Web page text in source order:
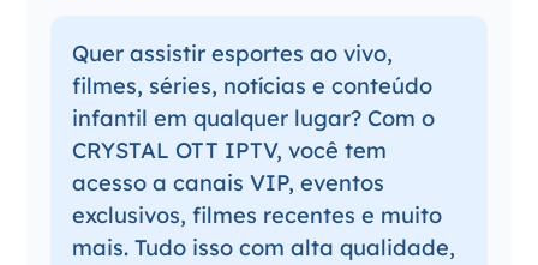
Quer assistir esportes ao vivo,
filmes, séries, notícias e conteúdo
infantil em qualquer lugar? Com o
CRYSTAL OTT IPTV, você tem
acesso a canais VIP, eventos
exclusivos, filmes recentes e muito
mais. Tudo isso com alta qualidade,